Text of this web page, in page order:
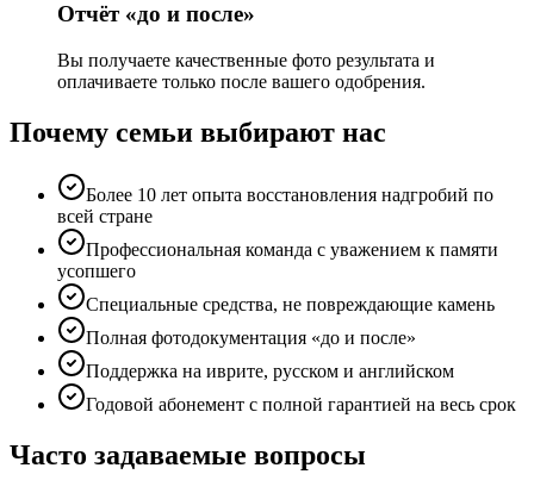
Отчёт «до и после»
Вы получаете качественные фото результата и
оплачиваете только после вашего одобрения.
Почему семьи выбирают нас
Более 10 лет опыта восстановления надгробий по
всей стране
Профессиональная команда с уважением к памяти
усопшего
Специальные средства, не повреждающие камень
Полная фотодокументация «до и после»
Поддержка на иврите, русском и английском
Годовой абонемент с полной гарантией на весь срок
Часто задаваемые вопросы